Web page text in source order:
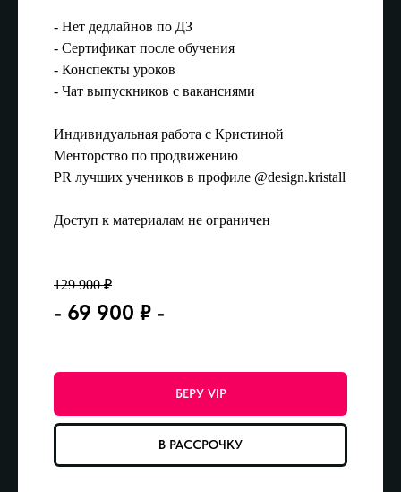
- Нет дедлайнов по ДЗ
- Сертификат после обучения
- Конспекты уроков
- Чат выпускников с вакансиями
Индивидуальная работа с Кристиной
Менторство по продвижению
PR лучших учеников в профиле @design.kristall
Доступ к материалам не ограничен
129 900 ₽
- 69 900 ₽ -
БЕРУ VIP
В РАССРОЧКУ